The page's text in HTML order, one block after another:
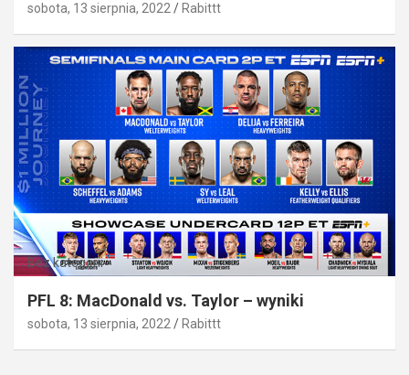
sobota, 13 sierpnia, 2022 Rabittt
Bez kategorii
PFL 8: MacDonald vs. Taylor – wyniki
sobota, 13 sierpnia, 2022 Rabittt